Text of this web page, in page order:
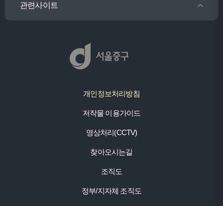
관련사이트
개인정보처리방침
저작물 이용가이드
영상처리(CCTV)
찾아오시는길
조직도
정부/지자체 조직도